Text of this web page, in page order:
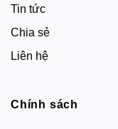
Tin tức
Chia sẻ
Liên hệ
Chính sách